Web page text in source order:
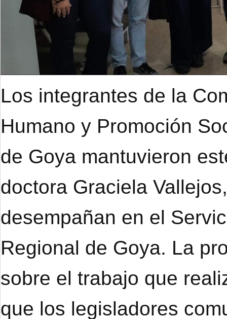
Los integrantes de la
Humano y Promoción
de Goya mantuvieron
doctora Graciela
desempañan en el
Regional de Goya. La
sobre el trabajo que
que los legisladores